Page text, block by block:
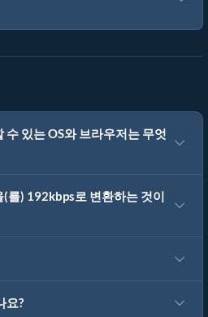
있는 OS와 브라우저는 무엇
를) 192kbps로 변환하는 것이
요?